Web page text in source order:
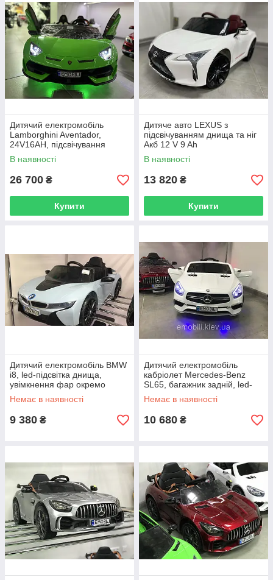
Дитячий електромобіль
Lamborghini Aventador,
24V16AH, підсвічування
днища, коліс і ніг
В наявності
26 700 ₴
Купити
Дитяче авто LEXUS з
підсвічуванням днища та ніг
Акб 12 V 9 Ah
В наявності
13 820 ₴
Купити
Дитячий електромобіль BMW
i8, led-підсвітка днища,
увімкнення фар окремо
Немає в наявності
9 380 ₴
Дитячий електромобіль
кабріолет Mercedes-Benz
SL65, багажник задній, led-
підсвітка днища,
амортизатори 4 шт.
Немає в наявності
10 680 ₴